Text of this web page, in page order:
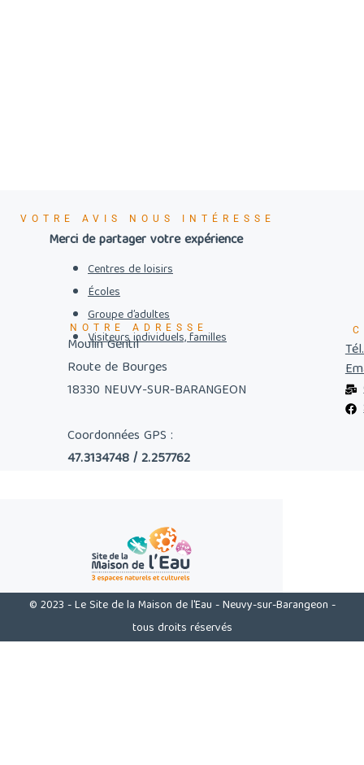
VOTRE AVIS NOUS INTÉRESSE
Merci de partager votre expérience
Centres de loisirs
Écoles
Groupe d’adultes
Visiteurs individuels, familles
NOTRE ADRESSE
Moulin Gentil
Route de Bourges
18330 NEUVY-SUR-BARANGEON
Coordonnées GPS :
47.3134748 / 2.257762
© 2023 - Le Site de la Maison de l'Eau - Neuvy-sur-Barangeon -
tous droits réservés